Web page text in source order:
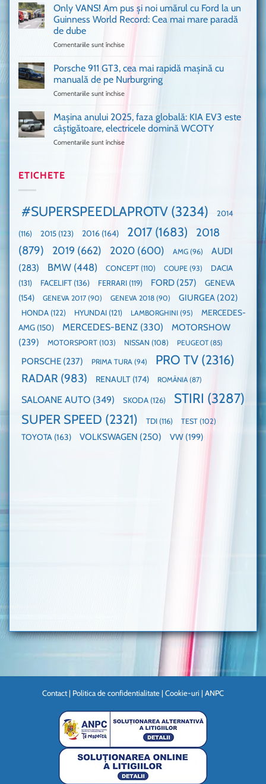
mașină
Ferrari
așa
mulți
în
UK,
nevoie
de
Only VANS! Am pus și noi umărul cu Ford la un
Guinness World Record: Cea mai mare paradă
de dube
Comentariile sunt închise
VANS!
Am
pus
umărul
cu
mai
mare
paradă
de
dube
Porsche 911 GT3, cea mai rapidă mașină cu
manuală de pe Nurburgring
Comentariile sunt închise
911
GT3,
cea
pe
Nurburgring
Mașina anului 2025, faza globală: KIA EV3 este
câștigătoare, electricele domină WCOTY
Comentariile sunt închise
EV3
câștigătoare,
domină
WCOTY
ETICHETE
#SUPERSPEEDLAPROTV (3234) 2014
(116) 2015 (123) 2016 (164) 2017 (1683)
2018
(879)
2019 (662) 2020 (600) AMG (96)
AUDI
(283)
BMW (448) CONCEPT (110) COUPE (93)
DACIA
(131)
FACELIFT (136) FERRARI (119) FORD (257)
GENEVA
(154)
GENEVA 2017 (90) GENEVA 2018 (90) GIURGEA (202)
HONDA (122) HYUNDAI (121) LAMBORGHINI (95)
MERCEDES-
AMG (150) MERCEDES-BENZ (330)
MOTORSHOW
(239)
MOTORSPORT (103) NISSAN (108) PEUGEOT(85)
PORSCHE (237) PRIMA TURA (94) PRO TV (2316)
RADAR (983) RENAULT (174) ROMÂNIA (87)
SALOANE AUTO (349) SKODA (126) STIRI (3287)
SUPER SPEED (2321) TDI (116) TEST (102)
TOYOTA (163) VOLKSWAGEN (250) VW (199)
Contact | Politica de confidentialitate | Cookie-uri | ANPC